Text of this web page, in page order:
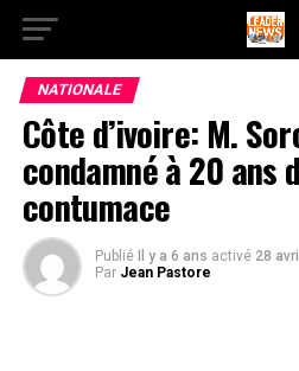
NATIONALE
Côte d’ivoire: M.
condamné à 20 ans
contumace
Publié Il y a 6 ans activé 28
Par Jean Pastore